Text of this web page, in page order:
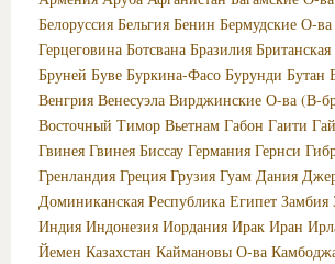
Белоруссия Бельгия Бенин Бермудские О-ва
Герцеговина Ботсвана Бразилия
Бруней Буве Буркина-Фасо Бурунди Бутан
Венгрия Венесуэла Вирджинские О-ва (В-
Восточный Тимор Вьетнам Габон Гаити
Гвинея Гвинея Биссау Германия Гернси
Гренландия Греция Грузия Гуам Дания
Доминиканская Республика Египет Замбия
Индия Индонезия Иордания Ирак Иран
Йемен Казахстан Каймановы О-ва